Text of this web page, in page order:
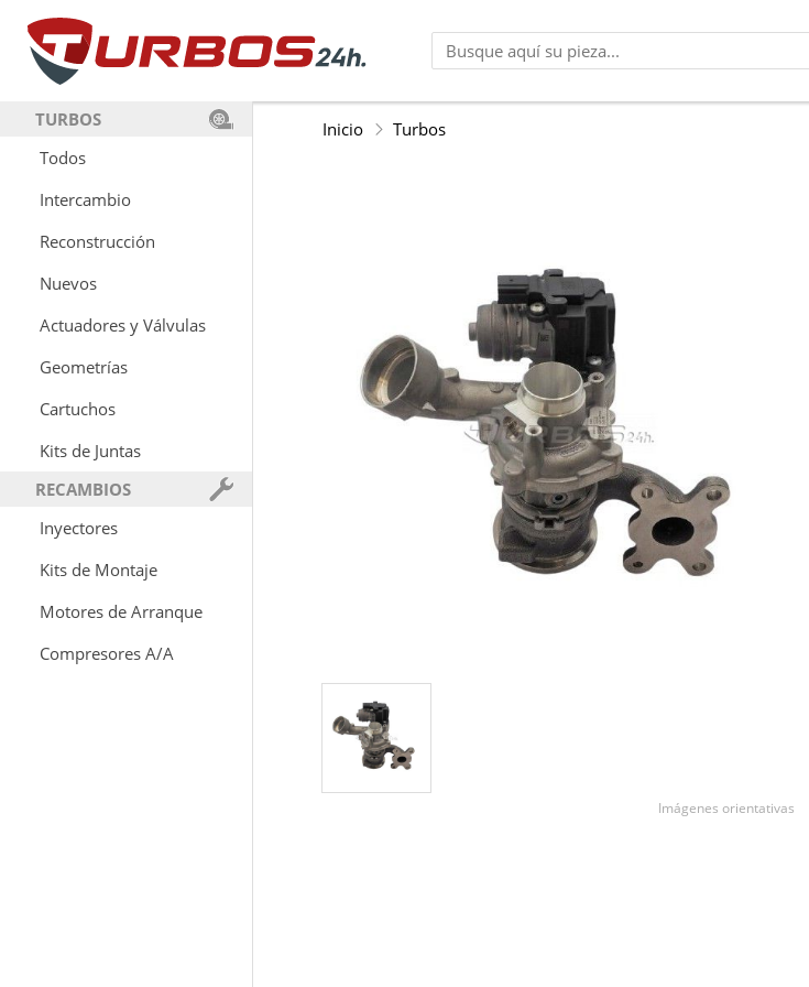
TURBOS
Todos
Intercambio
Reconstrucción
Nuevos
Actuadores y Válvulas
Geometrías
Cartuchos
Kits de Juntas
RECAMBIOS
Inyectores
Kits de Montaje
Motores de Arranque
Compresores A/A
Inicio Turbos
Imágenes orientativas